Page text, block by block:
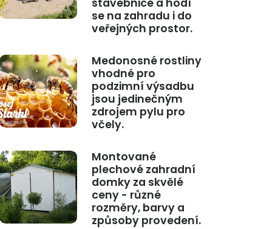
stavebnice a hodí
se na zahradu i do
veřejných prostor.
Medonosné rostliny
vhodné pro
podzimní výsadbu
jsou jedinečným
zdrojem pylu pro
včely.
Montované
plechové zahradní
domky za skvělé
ceny - různé
rozměry, barvy a
způsoby provedení.